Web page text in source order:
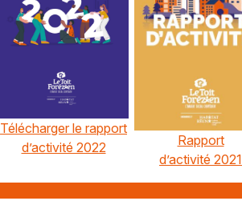
Télécharger le rapport
d’activité 2022
Rapport
d’activité 2021